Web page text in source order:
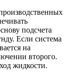
подсчета
Если система
на
второго.
жидкости.